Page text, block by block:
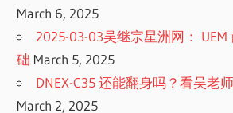
March 6, 2025
2025-03-03吴继宗星洲网：
础 March 5, 2025
DNEX-C35 还能翻身吗？看吴老
March 2, 2025